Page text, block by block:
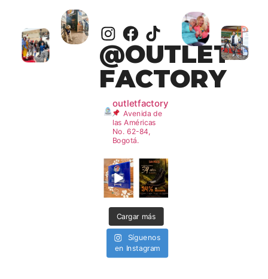
@OUTLET
FACTORY
outletfactory
Avenida de
las Américas
No. 62-84,
Bogotá.
Cargar más
Síguenos
en Instagram